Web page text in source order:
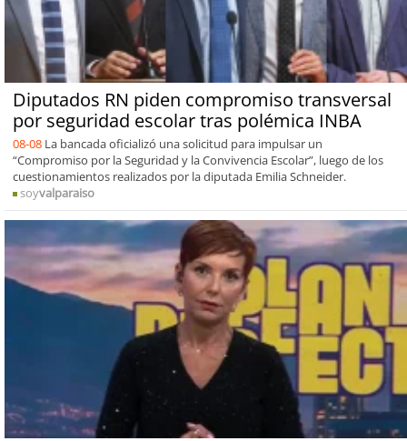
Diputados RN piden compromiso transversal
por seguridad escolar tras polémica INBA
08-08 La bancada oficializó una solicitud para impulsar un
“Compromiso por la Seguridad y la Convivencia Escolar”, luego de los
cuestionamientos realizados por la diputada Emilia Schneider.
soyvalparaiso